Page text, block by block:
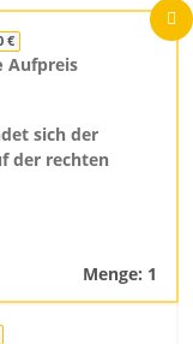
€
Aufpreis
sich der
der rechten
Menge: 1